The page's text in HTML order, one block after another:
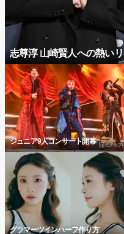
志尊淳 山崎賢人への熱い
ジュニア9人コンサート開幕
グラマーツインハーフ作り方